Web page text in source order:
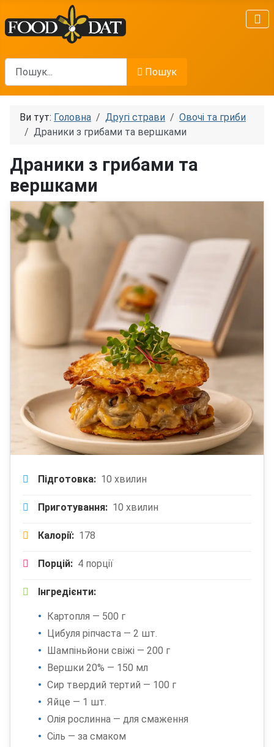
Пошук
Пошук
Ви тут: Головна Другі страви
Овочі та гриби
Драники з грибами та вершками
Драники з грибами та
вершками
Підготовка: 10 хвилин
Приготування: 10 хвилин
Калорії: 178
Порцій: 4 порції
Інгредієнти:
Картопля — 500 г
Цибуля ріпчаста — 2 шт.
Шампіньйони свіжі — 200 г
Вершки 20% — 150 мл
Сир твердий тертий — 100 г
Яйце — 1 шт.
Олія рослинна — для смаження
Сіль — за смаком